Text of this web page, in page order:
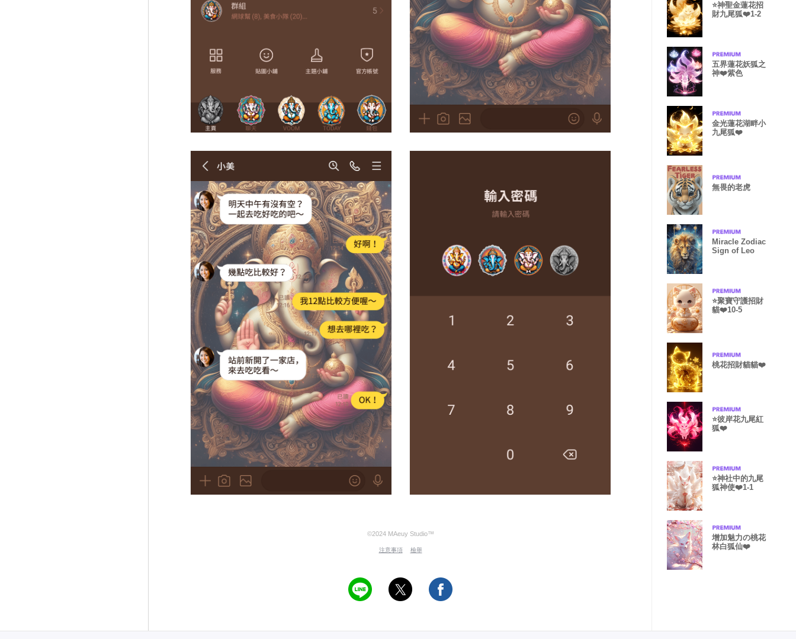
©2024 MAeuy Studio™
注意事項 檢舉
⭐️神聖金蓮花招
財九尾狐❤️1-2
五界蓮花妖狐之
神❤️紫色
金光蓮花湖畔小
九尾狐❤️
無畏的老虎
Miracle Zodiac
Sign of Leo
⭐️聚寶守護招財
貓❤️10-5
桃花招財貓貓❤️
⭐️彼岸花九尾紅
狐❤️
⭐️神社中的九尾
狐神使❤️1-1
增加魅力の桃花
林白狐仙❤️